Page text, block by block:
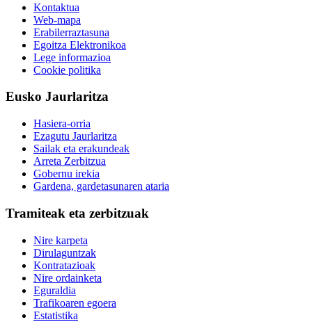
Kontaktua
Web-mapa
Erabilerraztasuna
Egoitza Elektronikoa
Lege informazioa
Cookie politika
Eusko Jaurlaritza
Hasiera-orria
Ezagutu Jaurlaritza
Sailak eta erakundeak
Arreta Zerbitzua
Gobernu irekia
Gardena, gardetasunaren ataria
Tramiteak eta zerbitzuak
Nire karpeta
Dirulaguntzak
Kontratazioak
Nire ordainketa
Eguraldia
Trafikoaren egoera
Estatistika